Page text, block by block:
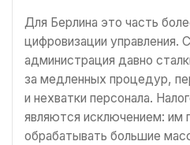
Для Берлина это часть
цифровизации управления.
администрация давно
за медленных процедур,
и нехватки персонала.
являются исключением: им
обрабатывать большие